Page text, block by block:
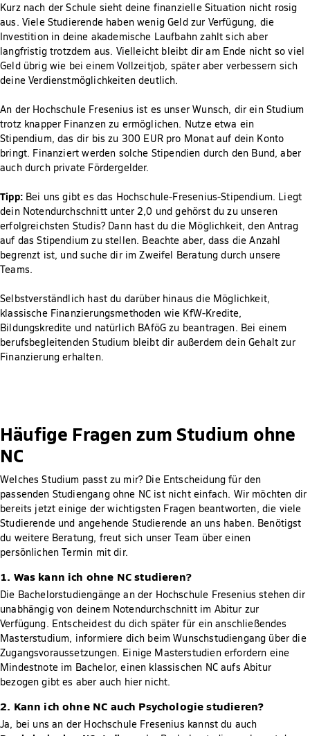
Kurz nach der Schule sieht deine finanzielle Situation nicht rosig
aus. Viele Studierende haben wenig Geld zur Verfügung, die
Investition in deine akademische Laufbahn zahlt sich aber
langfristig trotzdem aus. Vielleicht bleibt dir am Ende nicht so viel
Geld übrig wie bei einem Vollzeitjob, später aber verbessern sich
deine Verdienstmöglichkeiten deutlich.
An der Hochschule Fresenius ist es unser Wunsch, dir ein Studium
trotz knapper Finanzen zu ermöglichen. Nutze etwa ein
Stipendium, das dir bis zu 300 EUR pro Monat auf dein Konto
bringt. Finanziert werden solche Stipendien durch den Bund, aber
auch durch private Fördergelder.
Tipp:Bei uns gibt es das Hochschule-Fresenius-Stipendium. Liegt
dein Notendurchschnitt unter 2,0 und gehörst du zu unseren
erfolgreichsten Studis? Dann hast du die Möglichkeit, den Antrag
auf das Stipendium zu stellen. Beachte aber, dass die Anzahl
begrenzt ist, und suche dir im Zweifel Beratung durch unsere
Teams.
Selbstverständlich hast du darüber hinaus die Möglichkeit,
klassische Finanzierungsmethoden wie KfW-Kredite,
Bildungskredite und natürlich BAföG zu beantragen. Bei einem
berufsbegleitenden Studium bleibt dir außerdem dein Gehalt zur
Finanzierung erhalten.
Häufige Fragen zum Studium ohne
NC
Welches Studium passt zu mir? Die Entscheidung für den
passenden Studiengang ohne NC ist nicht einfach. Wir möchten dir
bereits jetzt einige der wichtigsten Fragen beantworten, die viele
Studierende und angehende Studierende an uns haben. Benötigst
du weitere Beratung, freut sich unser Team über einen
persönlichen Termin mit dir.
1. Was kann ich ohne NC studieren?
Die Bachelorstudiengänge an der Hochschule Fresenius stehen dir
unabhängig von deinem Notendurchschnitt im Abitur zur
Verfügung. Entscheidest du dich später für ein anschließendes
Masterstudium, informiere dich beim Wunschstudiengang über die
Zugangsvoraussetzungen. Einige Masterstudien erfordern eine
Mindestnote im Bachelor, einen klassischen NC aufs Abitur
bezogen gibt es aber auch hier nicht.
2. Kann ich ohne NC auch Psychologie studieren?
Ja, bei uns an der Hochschule Fresenius kannst du auch